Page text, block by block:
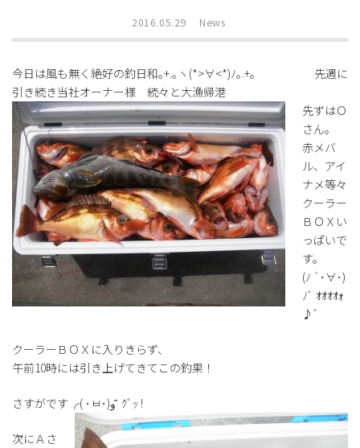
2016.05.29 News
今日は風も無く絶好の釣日和｡+.｡ヽ(*>∀<*)ﾉ｡.+｡ 先週に
引き続き当社オーナー様 続々と大漁帰港
先ずはＯ
さん。
赤メバ
ル、アイ
ナメ等々
クーラー
ＢＯＸい
っぱいで
す。
(ﾉ `･∀･)
ﾉﾞ ｵｵｵｵｫ
♪ﾞ
クーラーＢＯＸに入りきらず、
午前10時には引き上げてきてこの釣果！
さすがです╭( ･ㅂ･)و ̑̑ ｸﾞｯ !
次にＡさ